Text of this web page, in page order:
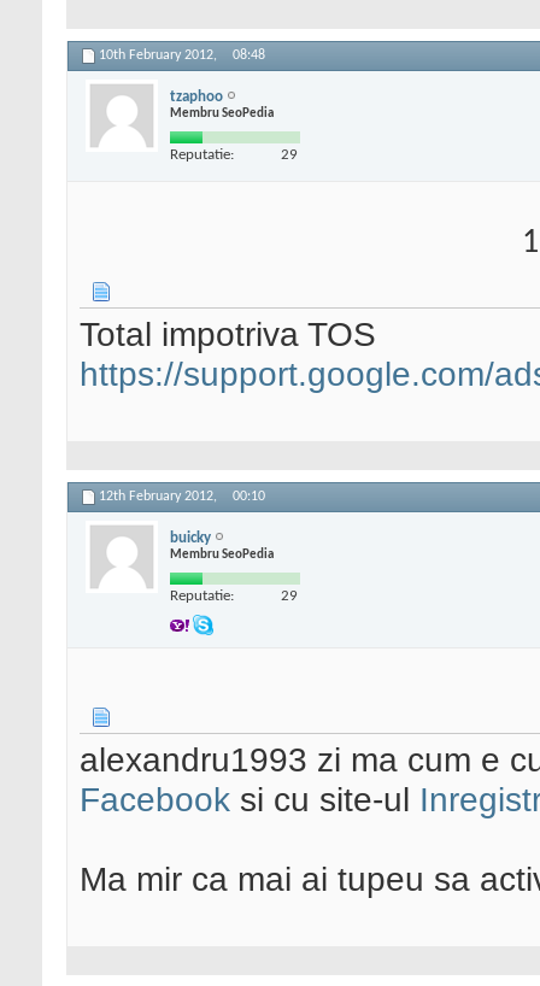
10th February 2012, 08:48
tzaphoo
Membru SeoPedia
Reputatie: 29
Total impotriva TOS
https://support.google.com/
12th February 2012, 00:10
buicky
Membru SeoPedia
Reputatie: 29
alexandru1993 zi ma cum e
Facebook si cu site-ul
Ma mir ca mai ai tupeu sa